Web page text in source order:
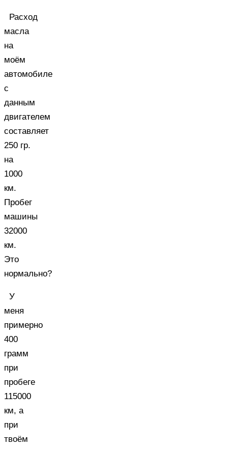
Расход
масла
на
моём
автомобиле
с
данным
двигателем
составляет
250 гр.
на
1000
км.
Пробег
машины
32000
км.
Это
нормально?
У
меня
примерно
400
грамм
при
пробеге
115000
км, а
при
твоём